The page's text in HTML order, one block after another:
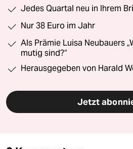
Jedes Quartal neu in Ihrem
Nur 38 Euro im Jahr
Als Prämie Luisa Neubauers
mutig sind?“
Herausgegeben von Harald
Jetzt